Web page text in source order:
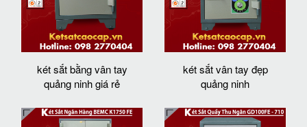
két sắt bằng vân tay
quảng ninh giá rẻ
két sắt vân tay đẹp
quảng ninh